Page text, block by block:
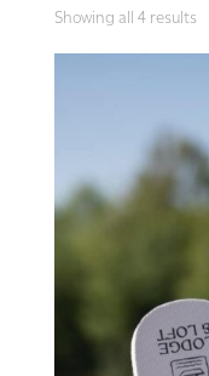
Showing all 4 results